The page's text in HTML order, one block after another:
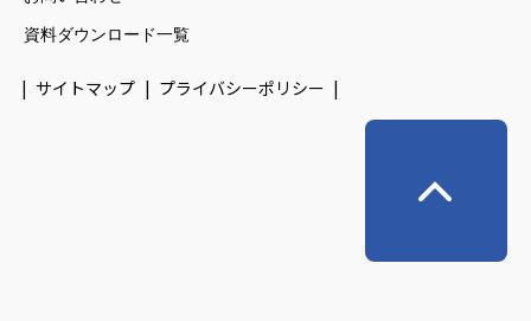
資料ダウンロード一覧
サイトマップ プライバシーポリシー